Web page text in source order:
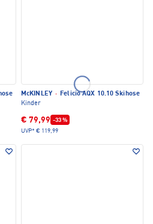
McKINLEY · Felicio AQX 10.10 Skihose
Kinder
€ 79,99 -33 %
UVP* € 119,99